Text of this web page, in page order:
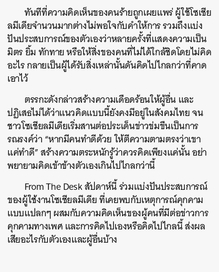
ทันทีที่ความคิดเห็นของคนร้ายถูกเผยแพร่ ผู้ใช้โซเชีย
ลมีเดียจำนวนมากต่างไม่พอใจกับคำให้การ รวมถึงแบ่ง
ปันประสบการณ์ของตัวเองว่าหลายครั้งที่แสดงความเป็น
มิตร ยิ้ม ทักทาย หรือให้สิ่งของคนที่ไม่ได้ใกล้ชิดโดยไม่คิด
อะไร กลายเป็นผู้ได้รับสิ่งเหล่านั้นดันคิดไปไกลกว่าที่คาด
เอาไว้
ตรรกะดังกล่าวสร้างความเดือดร้อนให้ผู้อื่น และ
ปฏิเสธไม่ได้ว่าแนวคิดแบบนี้ยังคงมีอยู่ในสังคมไทย จน
ชาวโซเชียลมีเดียเริ่มสานต่อประเด็นข่าวข่มขืนเป็นการ
รณรงค์ว่า “หากมีคนทำดีด้วย ให้ตีความตามตรงว่าเขา
แค่ทำดี” สร้างความตระหนักรู้ว่าควรคิดเพียงแค่นั้น อย่า
พยายามคิดเข้าข้างตัวเองเกินไปไกลกว่านี้
From The Desk สัปดาห์นี้ ร่วมแบ่งปันประสบการณ์
ของผู้ใช้งานโซเชียลมีเดีย ที่เคยพบกับเหตุการณ์คุกคาม
แบบแปลกๆ ผสมกับความคิดเห็นของผู้คนที่มีต่อข่าวการ
คุกคามทางเพศ และการคิดไปเองหรือคิดไปไกลนี้ ส่งผล
เสียอะไรกับตัวเองและผู้อื่นบ้าง